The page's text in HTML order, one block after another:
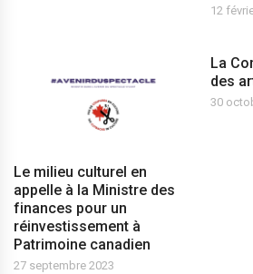
12
Le milieu culturel en
appelle à la Ministre des
finances pour un
réinvestissement à
Patrimoine canadien
27 septembre 2023
La
des
30